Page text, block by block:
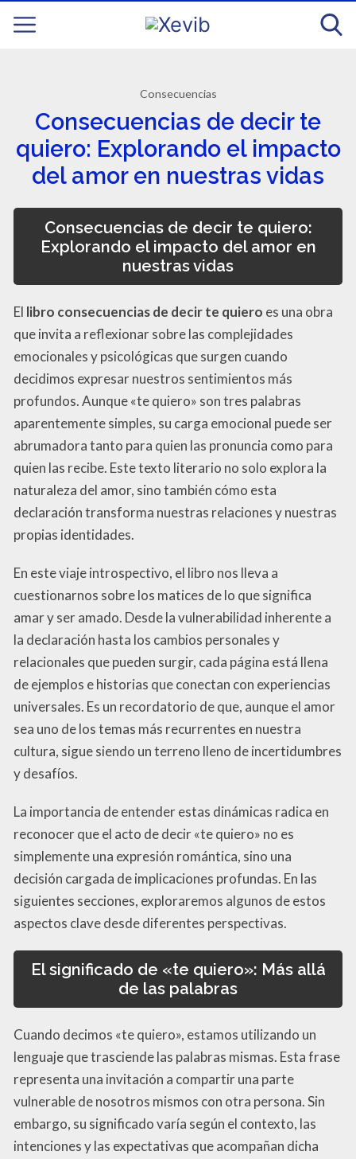
Consecuencias
Consecuencias de decir te
quiero: Explorando el impacto
del amor en nuestras vidas
Consecuencias de decir te quiero:
Explorando el impacto del amor en
nuestras vidas
El libro consecuencias de decir te quiero es una obra
que invita a reflexionar sobre las complejidades
emocionales y psicológicas que surgen cuando
decidimos expresar nuestros sentimientos más
profundos. Aunque «te quiero» son tres palabras
aparentemente simples, su carga emocional puede ser
abrumadora tanto para quien las pronuncia como para
quien las recibe. Este texto literario no solo explora la
naturaleza del amor, sino también cómo esta
declaración transforma nuestras relaciones y nuestras
propias identidades.
En este viaje introspectivo, el libro nos lleva a
cuestionarnos sobre los matices de lo que significa
amar y ser amado. Desde la vulnerabilidad inherente a
la declaración hasta los cambios personales y
relacionales que pueden surgir, cada página está llena
de ejemplos e historias que conectan con experiencias
universales. Es un recordatorio de que, aunque el amor
sea uno de los temas más recurrentes en nuestra
cultura, sigue siendo un terreno lleno de incertidumbres
y desafíos.
La importancia de entender estas dinámicas radica en
reconocer que el acto de decir «te quiero» no es
simplemente una expresión romántica, sino una
decisión cargada de implicaciones profundas. En las
siguientes secciones, exploraremos algunos de estos
aspectos clave desde diferentes perspectivas.
El significado de «te quiero»: Más allá
de las palabras
Cuando decimos «te quiero», estamos utilizando un
lenguaje que trasciende las palabras mismas. Esta frase
representa una invitación a compartir una parte
vulnerable de nosotros mismos con otra persona. Sin
embargo, su significado varía según el contexto, las
intenciones y las expectativas que acompañan dicha